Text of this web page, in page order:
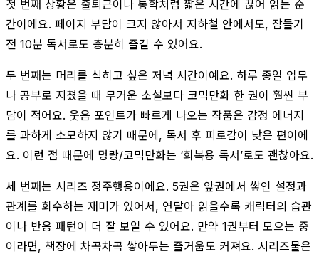
첫 번째 상황은 출퇴근이나 통학처럼 짧은 시간에 끊어 읽는 순
간이에요. 페이지 부담이 크지 않아서 지하철 안에서도, 잠들기
전 10분 독서로도 충분히 즐길 수 있어요.
두 번째는 머리를 식히고 싶은 저녁 시간이예요. 하루 종일 업무
나 공부로 지쳤을 때 무거운 소설보다 코믹만화 한 권이 훨씬 부
담이 적어요. 웃음 포인트가 빠르게 나오는 작품은 감정 에너지
를 과하게 소모하지 않기 때문에, 독서 후 피로감이 낮은 편이에
요. 이런 점 때문에 명랑/코믹만화는 ‘회복용 독서’로도 괜찮아요.
세 번째는 시리즈 정주행용이에요. 5권은 앞권에서 쌓인 설정과
관계를 회수하는 재미가 있어서, 연달아 읽을수록 캐릭터의 습관
이나 반응 패턴이 더 잘 보일 수 있어요. 만약 1권부터 모으는 중
이라면, 책장에 차곡차곡 쌓아두는 즐거움도 커져요. 시리즈물은